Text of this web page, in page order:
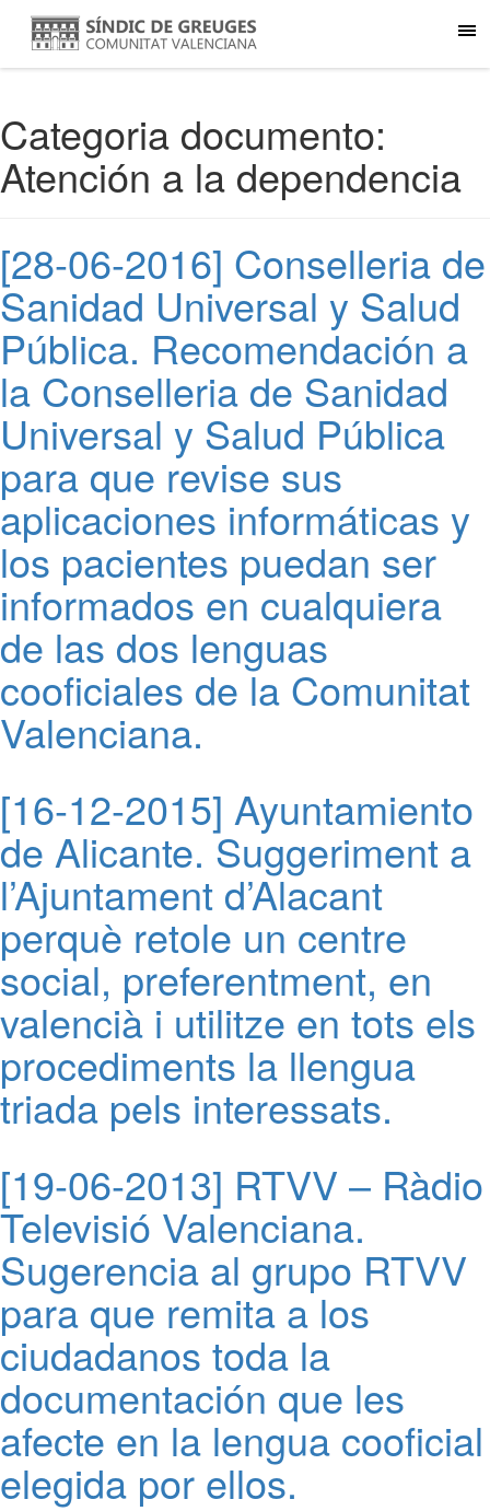
Categoria documento:
Atención a la dependencia
[28-06-2016] Conselleria de
Sanidad Universal y Salud
Pública. Recomendación a
la Conselleria de Sanidad
Universal y Salud Pública
para que revise sus
aplicaciones informáticas y
los pacientes puedan ser
informados en cualquiera
de las dos lenguas
cooficiales de la Comunitat
Valenciana.
[16-12-2015] Ayuntamiento
de Alicante. Suggeriment a
l’Ajuntament d’Alacant
perquè retole un centre
social, preferentment, en
valencià i utilitze en tots els
procediments la llengua
triada pels interessats.
[19-06-2013] RTVV – Ràdio
Televisió Valenciana.
Sugerencia al grupo RTVV
para que remita a los
ciudadanos toda la
documentación que les
afecte en la lengua cooficial
elegida por ellos.